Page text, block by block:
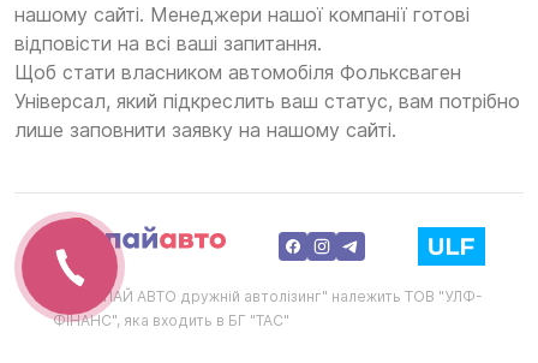
нашому сайті. Менеджери нашої компанії готові
відповісти на всі ваші запитання.
Щоб стати власником автомобіля Фольксваген
Універсал, який підкреслить ваш статус, вам потрібно
лише заповнити заявку на нашому сайті.
ТМ "ХАПАЙ АВТО дружній автолізинг" належить ТОВ "УЛФ-
ФІНАНС", яка входить в БГ "ТАС"